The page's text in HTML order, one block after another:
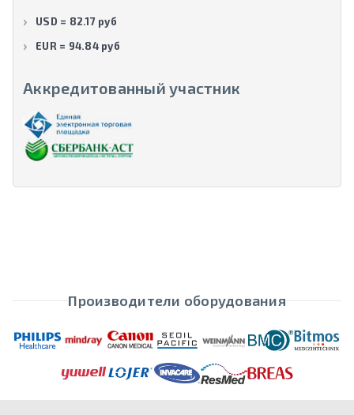
USD = 82.17 руб
EUR = 94.84 руб
Аккредитованный участник
Производители оборудования